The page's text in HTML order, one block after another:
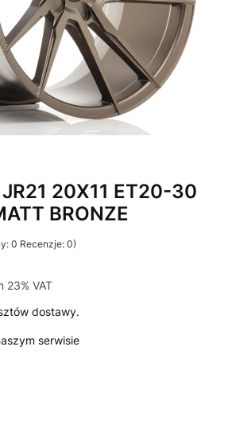
20X11 ET20-30
BRONZE
0 Recenzje: 0)
23% VAT
23% VAT
dostawy.
serwisie